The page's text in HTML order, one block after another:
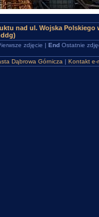
nad ul. Wojska
zdjęcie | EndOstatnie
Dąbrowa Górnicza | Kontakt e-